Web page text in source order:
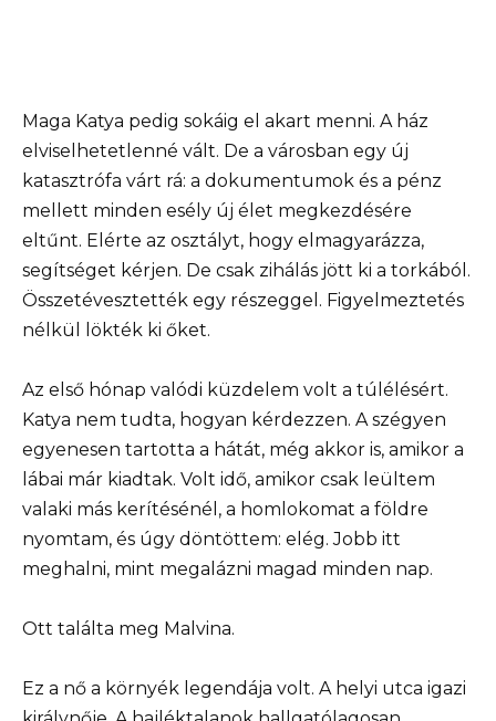
Maga Katya pedig sokáig el akart menni. A ház
elviselhetetlenné vált. De a városban egy új
katasztrófa várt rá: a dokumentumok és a pénz
mellett minden esély új élet megkezdésére
eltűnt. Elérte az osztályt, hogy elmagyarázza,
segítséget kérjen. De csak zihálás jött ki a torkából.
Összetévesztették egy részeggel. Figyelmeztetés
nélkül lökték ki őket.
Az első hónap valódi küzdelem volt a túlélésért.
Katya nem tudta, hogyan kérdezzen. A szégyen
egyenesen tartotta a hátát, még akkor is, amikor a
lábai már kiadtak. Volt idő, amikor csak leültem
valaki más kerítésénél, a homlokomat a földre
nyomtam, és úgy döntöttem: elég. Jobb itt
meghalni, mint megalázni magad minden nap.
Ott találta meg Malvina.
Ez a nő a környék legendája volt. A helyi utca igazi